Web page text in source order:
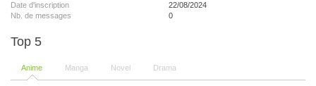
Date d'inscription
22/08/2024
Nb. de messages
0
Top 5
Anime Manga Novel Drama